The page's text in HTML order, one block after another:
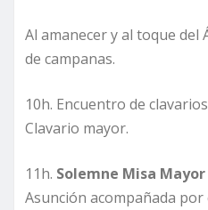
Al amanecer y al toque
de campanas.
10h. Encuentro de
Clavario mayor.
11h. Solemne Misa Mayor
Asunción acompañada